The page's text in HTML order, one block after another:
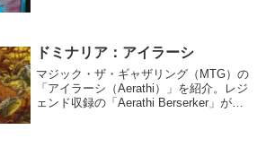
ドミナリア：アイラーシ
マジック・ザ・ギャザリング（MTG）の
「アイラーシ（Aerathi）」を紹介。レジ
ェンド収録の「Aerathi Berserker」が初